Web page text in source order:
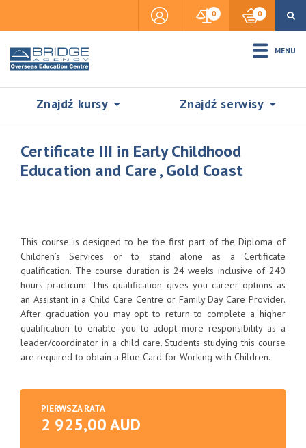
0 0
MENU
Znajdź kursy Znajdź serwisy
SZUKAJ
Visas & Legal Stay
Certificate III in Early Childhood
Education and Care , Gold Coast
This course is designed to be the first part of the Diploma of
Children’s Services or to stand alone as a Certificate
qualification. The course duration is 24 weeks inclusive of 240
hours practicum. This qualification gives you career options as
an Assistant in a Child Care Centre or Family Day Care Provider.
After graduation you may opt to return to complete a higher
qualification to enable you to adopt more responsibility as a
leader/coordinator in a child care. Students studying this course
are required to obtain a Blue Card for Working with Children.
PIERWSZA RATA
2 925,00 AUD